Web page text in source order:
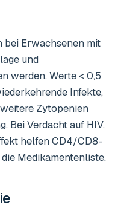
bei Erwachsenen mit
und
werden. Werte < 0,5
Infekte,
Zytopenien
Bei Verdacht auf HIV,
helfen CD4/CD8-
Medikamentenliste.